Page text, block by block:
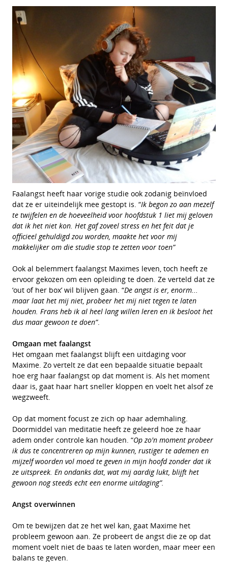
Faalangst heeft haar vorige studie ook zodanig beïnvloed
dat ze er uiteindelijk mee gestopt is. “Ik begon zo aan mezelf
te twijfelen en de hoeveelheid voor hoofdstuk 1 liet mij geloven
dat ik het niet kon. Het gaf zoveel stress en het feit dat je
officieel gehuldigd zou worden, maakte het voor mij
makkelijker om die studie stop te zetten voor toen”
Ook al belemmert faalangst Maximes leven, toch heeft ze
ervoor gekozen om een opleiding te doen. Ze verteld dat ze
‘out of her box’ wil blijven gaan. “De angst is er, enorm...
maar laat het mij niet, probeer het mij niet tegen te laten
houden. Frans heb ik al heel lang willen leren en ik besloot het
dus maar gewoon te doen”.
Omgaan met faalangst
Het omgaan met faalangst blijft een uitdaging voor
Maxime. Zo vertelt ze dat een bepaalde situatie bepaalt
hoe erg haar faalangst op dat moment is. Als het moment
daar is, gaat haar hart sneller kloppen en voelt het alsof ze
wegzweeft.
Op dat moment focust ze zich op haar ademhaling.
Doormiddel van meditatie heeft ze geleerd hoe ze haar
adem onder controle kan houden. “Op zo'n moment probeer
ik dus te concentreren op mijn kunnen, rustiger te ademen en
mijzelf woorden vol moed te geven in mijn hoofd zonder dat ik
ze uitspreek. En ondanks dat, wat mij aardig lukt, blijft het
gewoon nog steeds echt een enorme uitdaging”.
Angst overwinnen
Om te bewijzen dat ze het wel kan, gaat Maxime het
probleem gewoon aan. Ze probeert de angst die ze op dat
moment voelt niet de baas te laten worden, maar meer een
balans te geven.